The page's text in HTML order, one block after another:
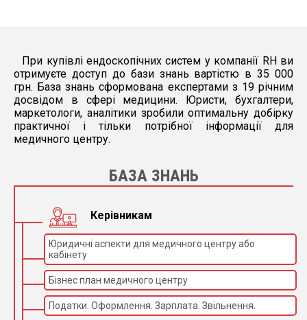
Вгору: 210°, вниз: 90°;
Вліво: 100°, вправо: 100°;
Параметри обладнання:
HD розподільна здатність
Вбудована повітряна помпа 30 – 80 кПа, 4 л/
При купівлі ендоскопічних систем у компанії RH ви
отримуєте доступ до бази знань вартістю в 35 000
грн. База знань сформована експертами з 19 річним
досвідом в сфері медицини. Юристи, бухгалтери,
маркетологи, аналітики зробили оптимальну добірку
практичної і тільки потрібної інформації для
медичного центру.
БАЗА ЗНАНЬ
Керівникам
Юридичні аспекти для медичного центру або
кабінету
Бізнес план медичного центру
Податки. Оформлення. Зарплата. Звільнення.